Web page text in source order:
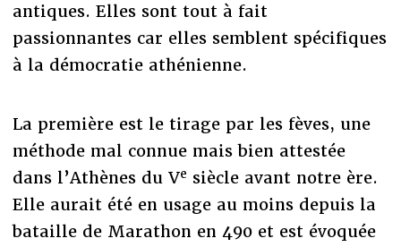
antiques. Elles sont tout à fait
passionnantes car elles semblent spécifiques
à la démocratie athénienne.
La première est le tirage par les fèves, une
méthode mal connue mais bien attestée
dans l’Athènes du Ve siècle avant notre ère.
Elle aurait été en usage au moins depuis la
bataille de Marathon en 490 et est évoquée